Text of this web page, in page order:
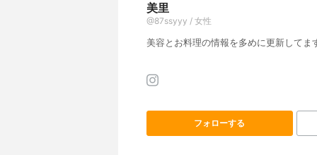
美里
@87ssyyy / 女性
美容とお料理の情報を多めに更新してま
フォローする